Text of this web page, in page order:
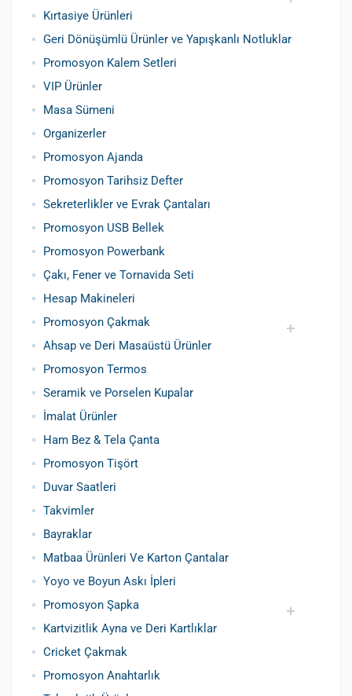
Promosyon Metal Kalem
Promosyon Roller Kalem
Promosyon Dokunmatik Kalem
Promosyon Plastik Kalem
Geri Dönüşümlü ve Tohumlu Kalemler
Promosyon Fosforlu Kalem
Kursun Kalemler
Kırtasiye Ürünleri
Geri Dönüşümlü Ürünler ve Yapışkanlı Notluklar
Promosyon Kalem Setleri
VIP Ürünler
Masa Sümeni
Organizerler
Promosyon Ajanda
Promosyon Tarihsiz Defter
Sekreterlikler ve Evrak Çantaları
Promosyon USB Bellek
Promosyon Powerbank
Çakı, Fener ve Tornavida Seti
Hesap Makineleri
Promosyon Çakmak
Siboplu Çakmak
Manyetolu Çakmak
Ahsap ve Deri Masaüstü Ürünler
Promosyon Termos
Seramik ve Porselen Kupalar
İmalat Ürünler
Ham Bez & Tela Çanta
Promosyon Tişört
Duvar Saatleri
Takvimler
Bayraklar
Matbaa Ürünleri Ve Karton Çantalar
Yoyo ve Boyun Askı İpleri
Promosyon Şapka
Pamuklu Şapka
Polyester Şapka
Baskılı Şapka Toptan
Kartvizitlik Ayna ve Deri Kartlıklar
Cricket Çakmak
Promosyon Anahtarlık